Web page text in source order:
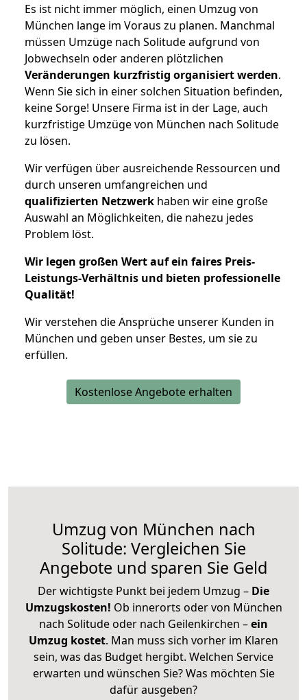
Es ist nicht immer möglich, einen Umzug von
München lange im Voraus zu planen. Manchmal
müssen Umzüge nach Solitude aufgrund von
Jobwechseln oder anderen plötzlichen
Veränderungen kurzfristig organisiert werden.
Wenn Sie sich in einer solchen Situation befinden,
keine Sorge! Unsere Firma ist in der Lage, auch
kurzfristige Umzüge von München nach Solitude
zu lösen.
Wir verfügen über ausreichende Ressourcen und
durch unseren umfangreichen und
qualifizierten Netzwerk haben wir eine große
Auswahl an Möglichkeiten, die nahezu jedes
Problem löst.
Wir legen großen Wert auf ein faires Preis-
Leistungs-Verhältnis und bieten professionelle
Qualität!
Wir verstehen die Ansprüche unserer Kunden in
München und geben unser Bestes, um sie zu
erfüllen.
Kostenlose Angebote erhalten
Umzug von München nach
Solitude: Vergleichen Sie
Angebote und sparen Sie Geld
Der wichtigste Punkt bei jedem Umzug – Die
Umzugskosten! Ob innerorts oder von München
nach Solitude oder nach Geilenkirchen –ein
Umzug kostet. Man muss sich vorher im Klaren
sein, was das Budget hergibt. Welchen Service
erwarten und wünschen Sie? Was möchten Sie
dafür ausgeben?